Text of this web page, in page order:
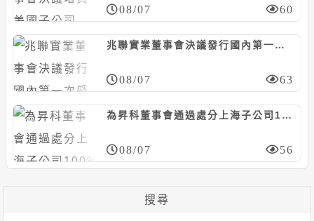
08/07 60
兆聯實業董事會決議發行國內第一次暨第二次無擔保轉換債，合計上限25億元
08/07 63
為昇科董事會通過處分上海子公司100%股權，預計認列處分損失約6526萬元
08/07 56
搜尋